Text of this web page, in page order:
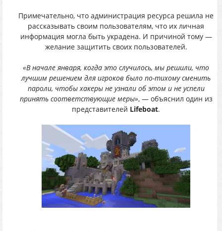
Примечательно, что администрация ресурса решила не
рассказывать своим пользователям, что их личная
информация могла быть украдена. И причиной тому —
желание защитить своих пользователей.
«В начале января, когда это случилось, мы решили, что
лучшим решением для игроков было по-тихому сменить
пароли, чтобы хакеры не узнали об этом и не успели
принять соответствующие меры», — объяснил один из
представителей Lifeboat.